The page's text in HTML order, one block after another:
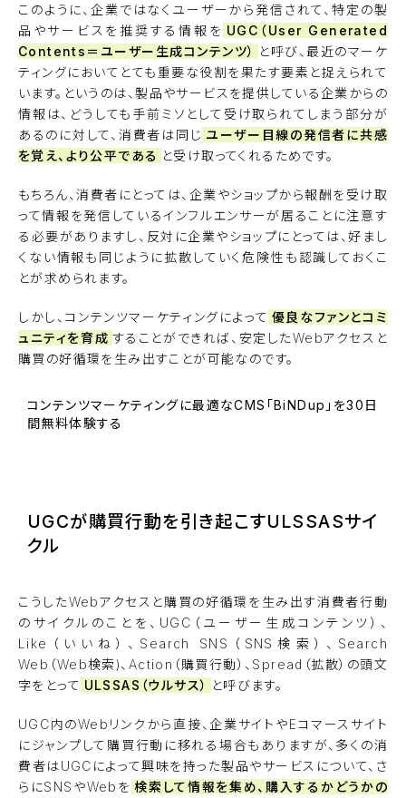
このように、企業ではなくユーザーから発信されて、特定の製
品やサービスを推奨する情報を UGC（User Generated
Contents＝ユーザー生成コンテンツ）
と呼び、最近のマーケ
ティングにおいてとても重要な役割を果たす要素と捉えられて
います。というのは、製品やサービスを提供している企業からの
情報は、どうしても手前ミソとして受け取られてしまう部分が
あるのに対して、消費者は同じ ユーザー目線の発信者に共感
を覚え、より公平である と受け取ってくれるためです。
もちろん、消費者にとっては、企業やショップから報酬を受け取
って情報を発信しているインフルエンサーが居ることに注意す
る必要がありますし、反対に企業やショップにとっては、好まし
くない情報も同じように拡散していく危険性も認識しておくこ
とが求められます。
しかし、コンテンツマーケティングによって 優良なファンとコミ
ュニティを育成 することができれば、安定したWebアクセスと
購買の好循環を生み出すことが可能なのです。
コンテンツマーケティングに最適なCMS「BiNDup」を30日
間無料体験する
UGCが購買行動を引き起こすULSSASサイ
クル
こうしたWebアクセスと購買の好循環を生み出す消費者行動
のサイクルのことを、UGC（ユーザー生成コンテンツ）、
Like（いいね）、Search SNS（SNS検索）、Search
Web（Web検索)、Action（購買行動）、Spread（拡散）の頭文
字をとって ULSSAS（ウルサス） と呼びます。
UGC内のWebリンクから直接、企業サイトやEコマースサイト
にジャンプして購買行動に移れる場合もありますが、多くの消
費者はUGCによって興味を持った製品やサービスについて、さ
らにSNSやWebを 検索して情報を集め、購入するかどうかの